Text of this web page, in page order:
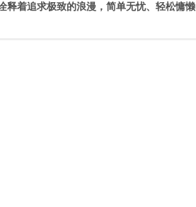
释着追求极致的浪漫，简单无忧、轻松慵懒